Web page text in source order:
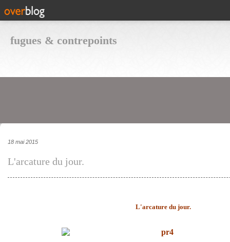
fugues & contrepoints
18 mai 2015
L'arcature du jour.
L'arcature du jour.